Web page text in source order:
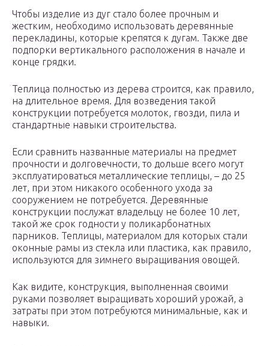
Чтобы изделие из дуг стало более прочным и
жестким, необходимо использовать деревянные
перекладины, которые крепятся к дугам. Также две
подпорки вертикального расположения в начале и
конце грядки.
Теплица полностью из дерева строится, как правило,
на длительное время. Для возведения такой
конструкции потребуется молоток, гвозди, пила и
стандартные навыки строительства.
Если сравнить названные материалы на предмет
прочности и долговечности, то дольше всего могут
эксплуатироваться металлические теплицы, – до 25
лет, при этом никакого особенного ухода за
сооружением не потребуется. Деревянные
конструкции послужат владельцу не более 10 лет,
такой же срок годности у поликарбонатных
парников. Теплицы, материалом для которых стали
оконные рамы из стекла или пластика, как правило,
используются для зимнего выращивания овощей.
Как видите, конструкция, выполненная своими
руками позволяет выращивать хороший урожай, а
затраты при этом потребуются минимальные, как и
навыки.